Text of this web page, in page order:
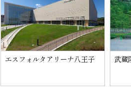
エスフォルタアリーナ八王子 武蔵